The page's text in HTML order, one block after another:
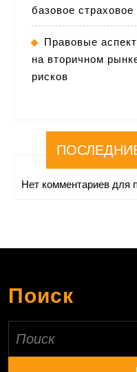
базовое страховое
Правовые
на вторичном
рисков
Нет комментариев для
Поиск